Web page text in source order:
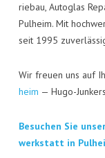
rie­bau, Auto­glas
Pul­heim. Mit
seit 1995
Wir freu­en uns auf
heim — Hugo-
Besu­chen Sie
werk­statt in